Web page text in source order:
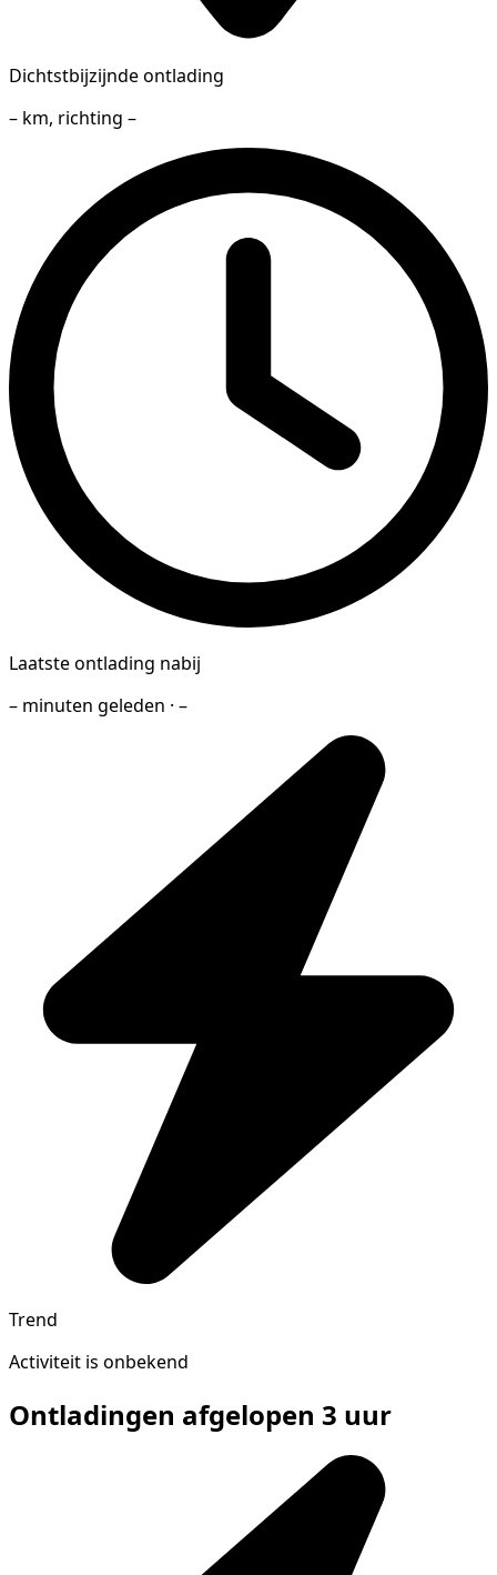
Dichtstbijzijnde ontlading
– km, richting –
Laatste ontlading nabij
– minuten geleden · –
Trend
Activiteit is onbekend
Ontladingen afgelopen 3 uur